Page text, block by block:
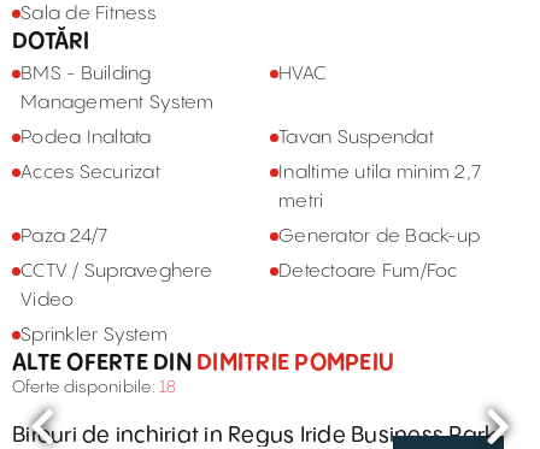
Sala de Fitness
DOTĂRI
BMS - Building
Management System
HVAC
Podea Inaltata
Tavan Suspendat
Acces Securizat
Inaltime utila minim 2,7
metri
Paza 24/7
Generator de Back-up
CCTV / Supraveghere
Video
Detectoare Fum/Foc
Sprinkler System
ALTE OFERTE DIN DIMITRIE POMPEIU
Oferte disponibile: 18
Birouri de inchiriat in Regus Iride Business Park